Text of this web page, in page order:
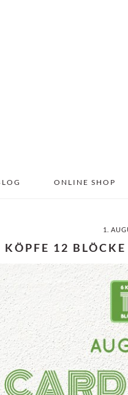
ONLINE SHOP
1.
KÖPFE 12